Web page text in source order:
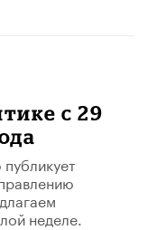
с 29
неделе.